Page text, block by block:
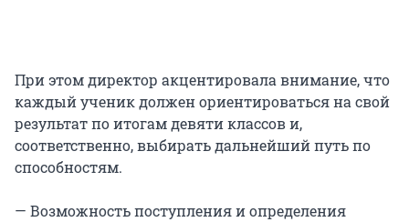
При этом директор акцентировала внимание, что
каждый ученик должен ориентироваться на свой
результат по итогам девяти классов и,
соответственно, выбирать дальнейший путь по
способностям.
— Возможность поступления и определения